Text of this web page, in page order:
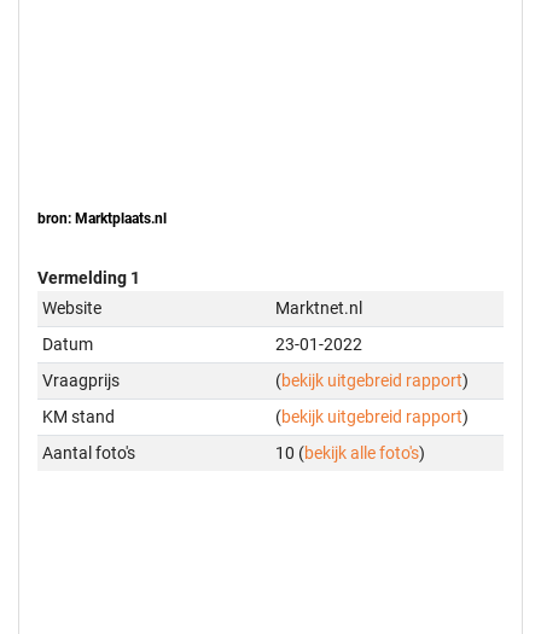
bron: Marktplaats.nl
Vermelding 1
Website
Marktnet.nl
Datum
23-01-2022
Vraagprijs
(bekijk uitgebreid rapport)
KM stand
(bekijk uitgebreid rapport)
Aantal foto's
10 (bekijk alle foto's)